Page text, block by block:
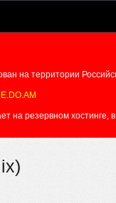
на территории
резервном хостинге,